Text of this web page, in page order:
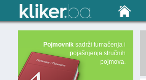
Pojmovnik sadrži tumačenja i
pojašnjenja stručnih
pojmova.